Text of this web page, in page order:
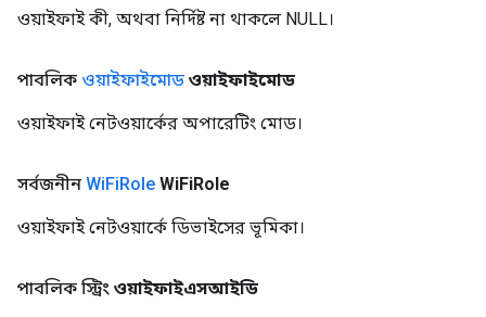
ওয়াইফাই কী, অথবা নির্দিষ্ট না থাকলে NULL।
পাবলিক ওয়াইফাইমোড ওয়াইফাইমোড
ওয়াইফাই নেটওয়ার্কের অপারেটিং মোড।
সর্বজনীন WiFiRole WiFiRole
ওয়াইফাই নেটওয়ার্কে ডিভাইসের ভূমিকা।
পাবলিক স্ট্রিং ওয়াইফাইএসআইডি